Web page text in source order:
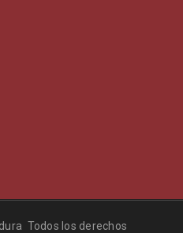
Todos los derechos